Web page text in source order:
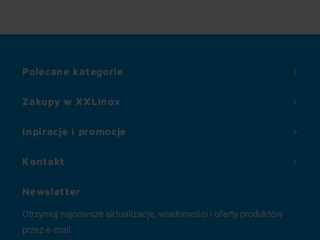
Zakupy w XXLinox
Inpiracje i promocje
Polecane kategorie
Kontakt
Newsletter
Otrzymuj najnowsze aktualizacje, wiadomości i oferty produktów
przez e-mail